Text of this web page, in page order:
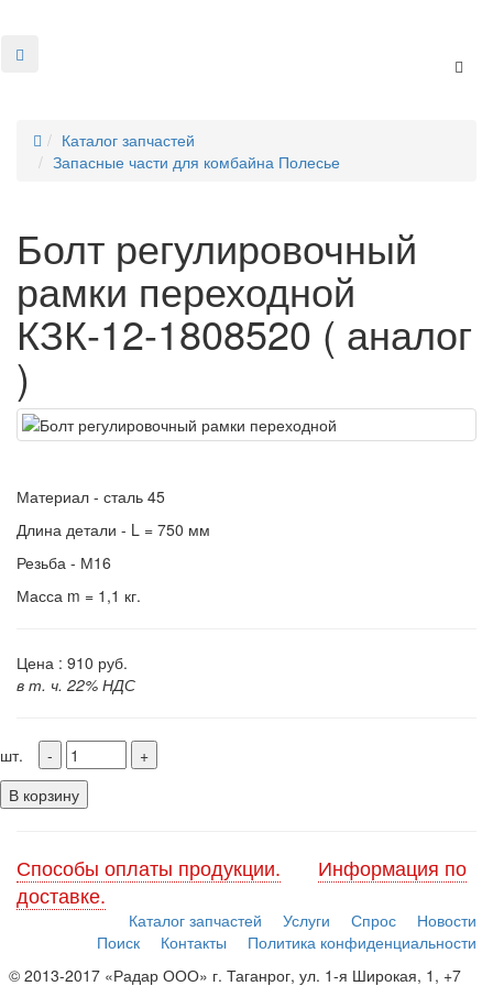
Каталог запчастей
Запасные части для комбайна Полесье
Болт регулировочный
рамки переходной
КЗК-12-1808520 ( аналог
)
Материал - сталь 45
Длина детали - L = 750 мм
Резьба - М16
Масса m = 1,1 кг.
Цена : 910 руб.
в т. ч. 22% НДС
шт.
В корзину
Способы оплаты продукции.
Информация по
доставке.
Каталог запчастей Услуги Спрос
Новости
Поиск
Контакты
Политика конфиденциальности
© 2013-2017 «Радар ООО» г. Таганрог, ул. 1-я Широкая, 1, +7